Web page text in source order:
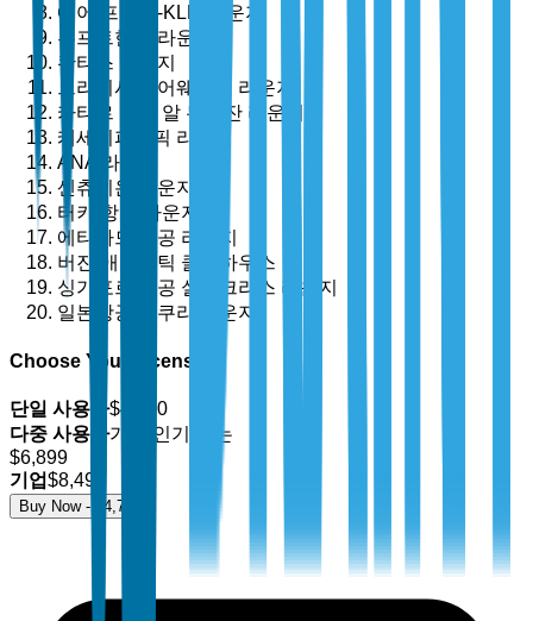
에어 프랑스-KLM 라운지
루프트한자 라운지
콴타스 라운지
브리티시 에어웨이즈 라운지
카타르 항공 알 무르잔 라운지
캐세이퍼시픽 라운지
ANA 라운지
센츄리온 라운지
터키 항공 라운지
에티하드 항공 라운지
버진 애틀랜틱 클럽하우스
싱가포르 항공 실버크리스 라운지
일본항공 사쿠라 라운지
Choose Your License
단일 사용자$4,700
다중 사용자가장 인기 있는
$6,899
기업$8,499
Buy Now - $ 4,700